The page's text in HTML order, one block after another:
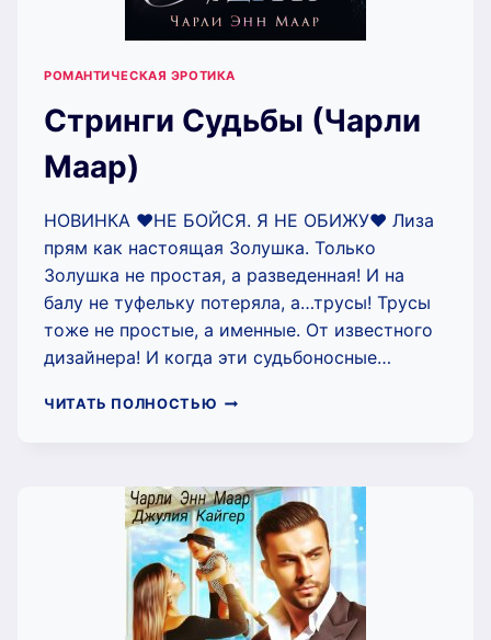
РОМАНТИЧЕСКАЯ ЭРОТИКА
Стринги Судьбы (Чарли
Маар)
НОВИНКА ❤️НЕ БОЙСЯ. Я НЕ ОБИЖУ❤️ Лиза
прям как настоящая Золушка. Только
Золушка не простая, а разведенная! И на
балу не туфельку потеряла, а…трусы! Трусы
тоже не простые, а именные. От известного
дизайнера! И когда эти судьбоносные…
ЧИТАТЬ ПОЛНОСТЬЮ СТРИНГИ